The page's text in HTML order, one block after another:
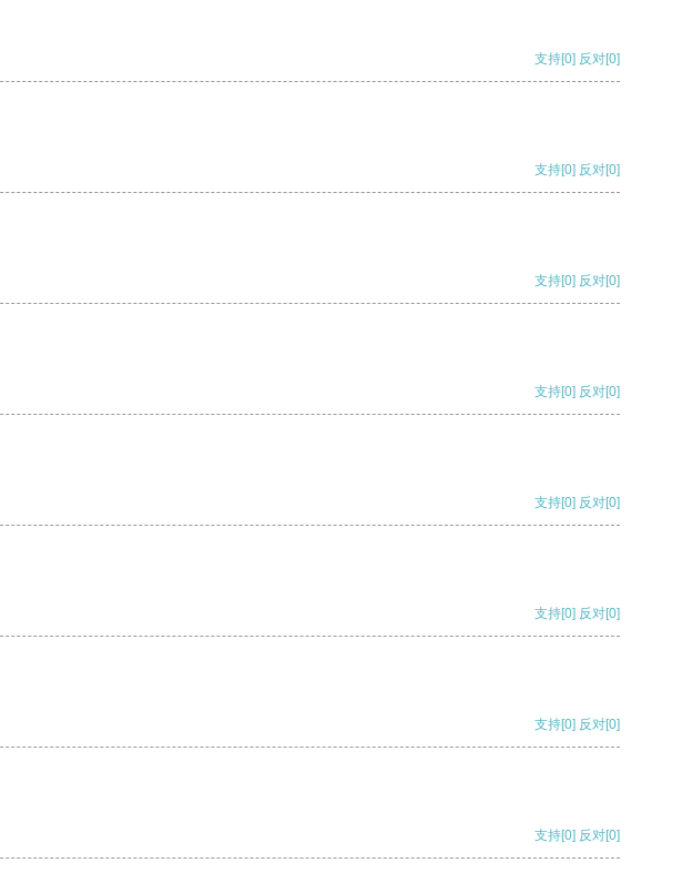
支持[0] 反对[0]
支持[0] 反对[0]
支持[0] 反对[0]
支持[0] 反对[0]
支持[0] 反对[0]
支持[0] 反对[0]
支持[0] 反对[0]
支持[0] 反对[0]